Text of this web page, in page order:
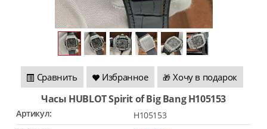
Сравнить Избранное 🎁 Хочу в подарок
Часы HUBLOT Spirit of Big Bang H105153
Артикул:
H105153